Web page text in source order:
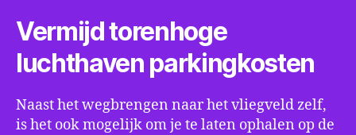
Vermijd torenhoge
luchthaven parkingkosten
Naast het wegbrengen naar het vliegveld zelf,
is het ook mogelijk om je te laten ophalen op de